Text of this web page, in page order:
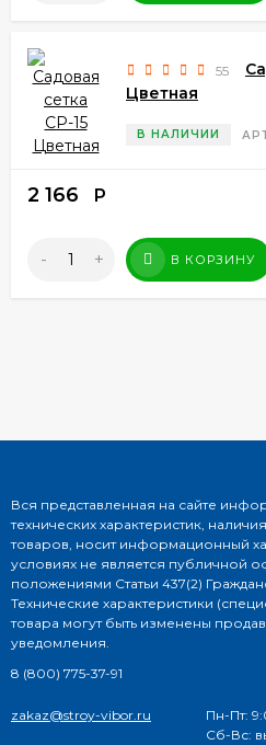
55
Цветная
В НАЛИЧИИ
2 166 Р
- + В КОРЗИНУ
Вся представленная на сайте
технических характеристик,
товаров, носит информационный
условиях не является публичной
положениями Статьи 437(2)
Технические характеристики
товара могут быть изменены
уведомления.
8 (800) 775-37-91
zakaz@stroy-vibor.ru
Пн-Пт:
Сб-Вс: